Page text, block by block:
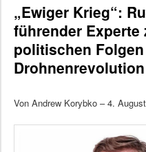
„Ewiger Krieg“:
führender Experte
politischen
Drohnenrevolution
Von Andrew Korybko – 4.